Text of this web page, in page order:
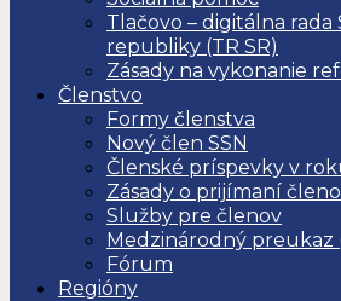
Tlačovo – digitálna rada
republiky (TR SR)
Zásady na vykonanie
Členstvo
Formy členstva
Nový člen SSN
Členské príspevky v
Zásady o prijímaní
Služby pre členov
Medzinárodný preukaz
Fórum
Regióny